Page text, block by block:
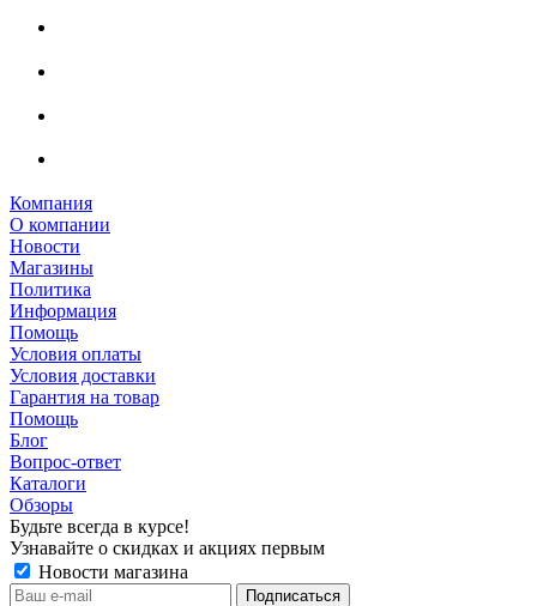
Компания
О компании
Новости
Магазины
Политика
Информация
Помощь
Условия оплаты
Условия доставки
Гарантия на товар
Помощь
Блог
Вопрос-ответ
Каталоги
Обзоры
Будьте всегда в курсе!
Узнавайте о скидках и акциях первым
Новости магазина